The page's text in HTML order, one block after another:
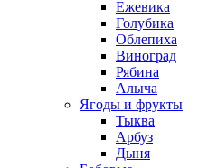
Ежевика
Голубика
Облепиха
Виноград
Рябина
Алыча
Ягоды и фрукты
Тыква
Арбуз
Дыня